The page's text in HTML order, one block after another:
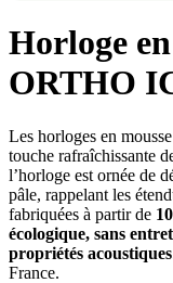
Horloge
ORTHO
Les horloges en
touche rafraîchissante
l’horloge est ornée de
pâle, rappelant les
fabriquées à partir de
écologique, sans
propriétés acoustiques
France.